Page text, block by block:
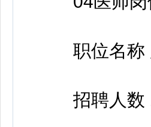
职位名称
招聘人数